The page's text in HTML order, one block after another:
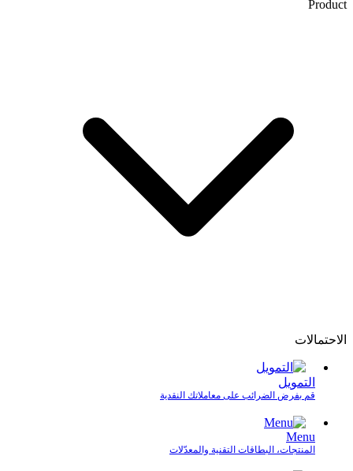
Product
الاحتمالات
التمويل
قم بفرض الضرائب على معاملاتك النقدية
Menu
المنتجات، البطاقات التقنية والمعدّلات